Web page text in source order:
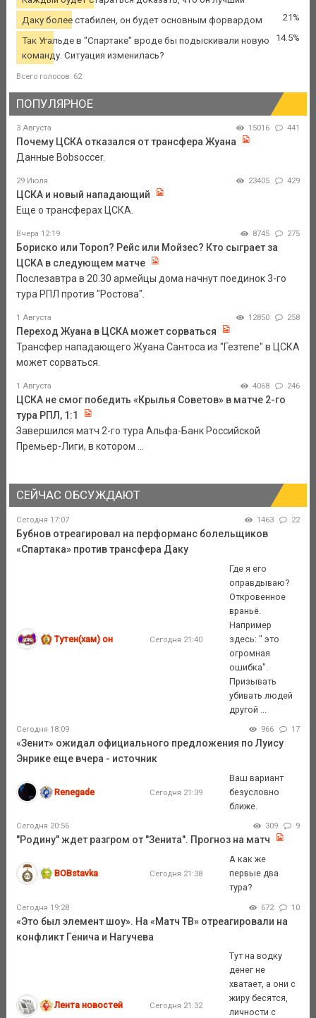
Даку более стабилен, он будет основным форвардом 21%
Так Угальде в "Спартаке" вроде бы подыскивали новую
команду. Ситуация изменилась?
14.5%
Всего голосов: 62
ПОПУЛЯРНОЕ
3 Августа 15016 441
Почему ЦСКА отказался от трансфера Жуана
Данные Bobsoccer.
29 Июля 23405 429
ЦСКА и новый нападающий
Еще о трансферах ЦСКА.
Вчера 12:19 8745 275
Бориско или Тороп? Рейс или Мойзес? Кто сыграет за
ЦСКА в следующем матче
Послезавтра в 20.30 армейцы дома начнут поединок 3-го
тура РПЛ против "Ростова".
1 Августа 12850 258
Переход Жуана в ЦСКА может сорваться
Трансфер нападающего Жуана Сантоса из "Гезтепе" в ЦСКА
может сорваться.
1 Августа 4068 246
ЦСКА не смог победить «Крылья Советов» в матче 2-го
тура РПЛ, 1:1
Завершился матч 2-го тура Альфа-Банк Российской
Премьер-Лиги, в котором ...
СЕЙЧАС ОБСУЖДАЮТ
Сегодня 17:07 1463 22
Бубнов отреагировал на перформанс болельщиков
«Спартака» против трансфера Даку
Тутен(хам) он Сегодня 21:40
Где я его
оправдываю?
Откровенное
враньё.
Например
здесь: " это
огромная
ошибка".
Призывать
убивать людей
другой ...
Сегодня 18:09 966 17
«Зенит» ожидал официального предложения по Луису
Энрике еще вчера - источник
Renegade Сегодня 21:39
Ваш вариант
безусловно
ближе.
Сегодня 20:56 309 9
"Родину" ждет разгром от "Зенита". Прогноз на матч
BOBstavka Сегодня 21:38
А как же
первые два
тура?
Сегодня 19:28 672 10
«Это был элемент шоу». На «Матч ТВ» отреагировали на
конфликт Генича и Нагучева
Лента новостей Сегодня 21:32
Тут на водку
денег не
хватает, а они с
жиру бесятся,
личности с